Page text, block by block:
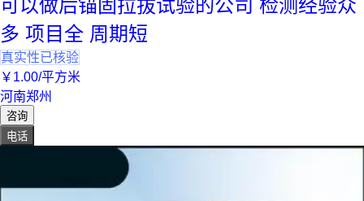
可以做后锚固拉拔试验的公司 检测经验众
多 项目全 周期短
真实性已核验
￥ 1.00/平方米
河南郑州
咨询
电话